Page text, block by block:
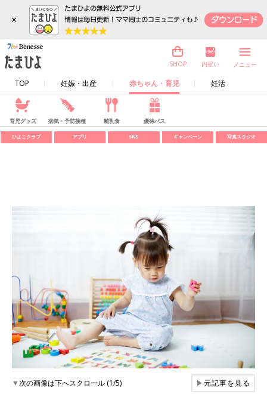
×
TOP 妊娠・出産 赤ちゃん・育児 妊活
SHOP 内祝い メニュー
育児グッズ 病気・予防接種 離乳食 優待パス
ひよこクラブ アプリ SNS キャンペーン 写真スタジオ
▼次の画像は下へスクロール (1/5) ▶元記事を見る